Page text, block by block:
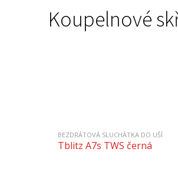
Koupelnové
BEZDRÁTOVÁ SLUCHÁTKA DO UŠÍ
Tblitz A7s TWS černá